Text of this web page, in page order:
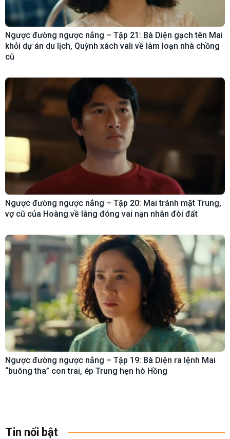
Ngược đường ngược nắng – Tập 21: Bà Diện gạch tên Mai
khỏi dự án du lịch, Quỳnh xách vali về làm loạn nhà chồng
cũ
Ngược đường ngược nắng – Tập 20: Mai tránh mặt Trung,
vợ cũ của Hoàng về làng đóng vai nạn nhân đòi đất
Ngược đường ngược nắng – Tập 19: Bà Diện ra lệnh Mai
“buông tha” con trai, ép Trung hẹn hò Hồng
Tin nổi bật